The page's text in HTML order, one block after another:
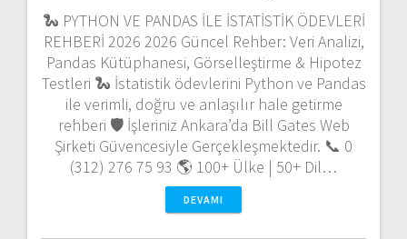
🐍 PYTHON VE PANDAS İLE İSTATİSTİK ÖDEVLERİ
REHBERİ 2026 2026 Güncel Rehber: Veri Analizi,
Pandas Kütüphanesi, Görselleştirme & Hipotez
Testleri 🐍 İstatistik ödevlerini Python ve Pandas
ile verimli, doğru ve anlaşılır hale getirme
rehberi 🛡️ İşleriniz Ankara’da Bill Gates Web
Şirketi Güvencesiyle Gerçekleşmektedir. 📞 0
(312) 276 75 93 🌎 100+ Ülke | 50+ Dil…
DEVAMI